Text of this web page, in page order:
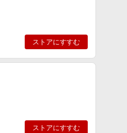
ストアにすすむ
ストアにすすむ